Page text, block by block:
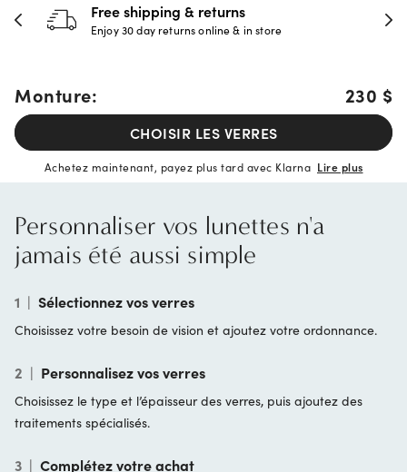
Free shipping & returns
Enjoy 30 day returns online & in store
Monture: 230 $
CHOISIR LES VERRES
Achetez maintenant, payez plus tard avec Klarna Lire plus
Personnaliser vos lunettes n'a
jamais été aussi simple
1 | Sélectionnez vos verres
Choisissez votre besoin de vision et ajoutez votre ordonnance.
2 | Personnalisez vos verres
Choisissez le type et l’épaisseur des verres, puis ajoutez des
traitements spécialisés.
3 | Complétez votre achat